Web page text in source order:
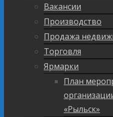
Вакансии
Производство
Продажа
Торговля
Ярмарки
План
«Рыльск»